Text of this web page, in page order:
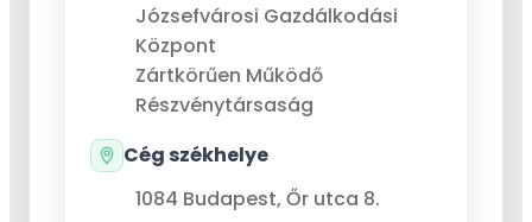
Józsefvárosi Gazdálkodási
Központ
Zártkörűen Működő
Részvénytársaság
Cég székhelye
1084 Budapest, Őr utca 8.